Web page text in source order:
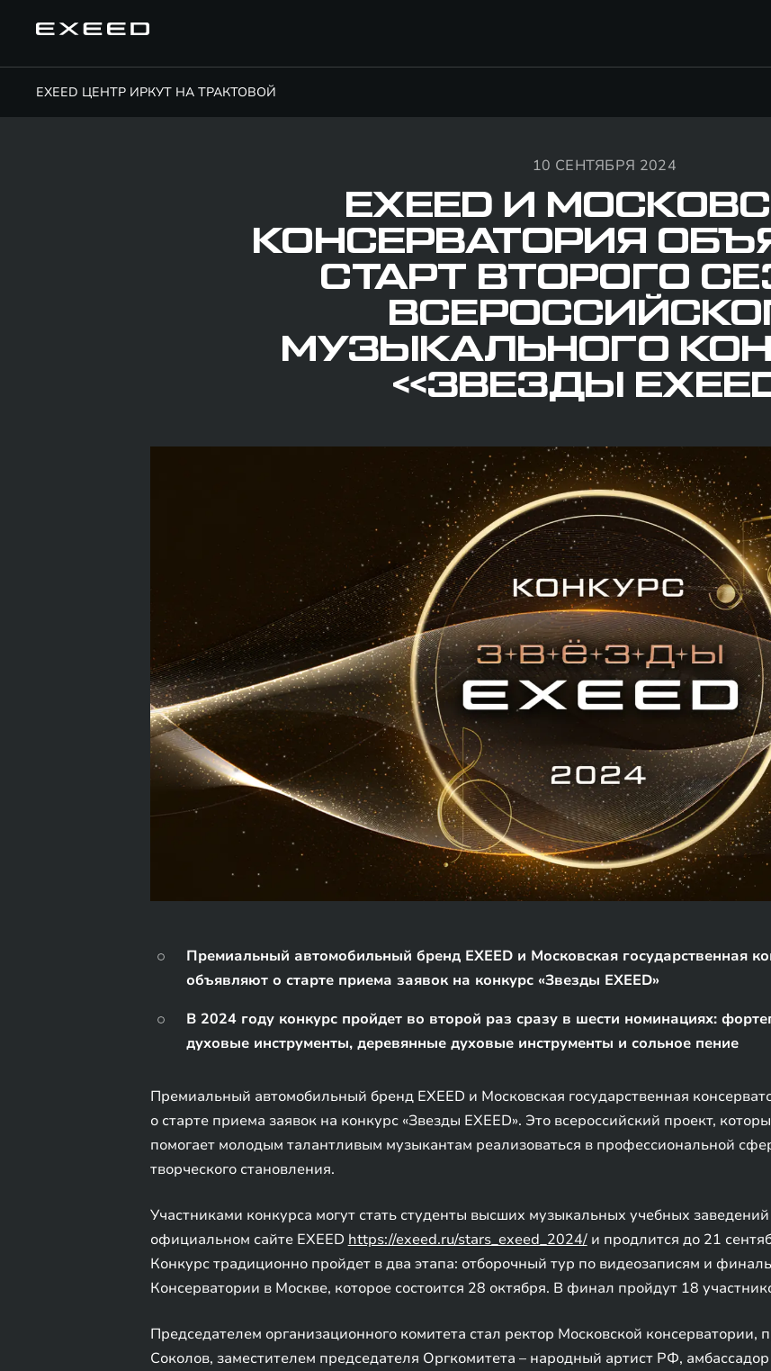
EXEED ЦЕНТР ИРКУТ НА ТРАКТОВОЙ
10 СЕНТЯБРЯ 2024
EXEED И
КОНСЕРВАТОРИЯ
СТАРТ ВТОРОГО
МУЗЫКАЛЬНОГО
«ЗВЕЗДЫ
Премиальный автомобильный бренд EXEED и Московская государственная
объявляют о старте приема заявок на конкурс «Звезды EXEED»
В 2024 году конкурс пройдет во второй раз сразу в шести номинациях:
духовые инструменты, деревянные духовые инструменты и сольное пение
Премиальный автомобильный бренд EXEED и Московская государственная
о старте приема заявок на конкурс «Звезды EXEED». Это всероссийский проект,
помогает молодым талантливым музыкантам реализоваться в профессиональной
творческого становления.
Участниками конкурса могут стать студенты высших музыкальных учебных
официальном сайте EXEED https://exeed.ru/stars_exeed_2024/и продлится до 21
Конкурс традиционно пройдет в два этапа: отборочный тур по видеозаписям и
Консерватории в Москве, которое состоится 28 октября. В финал пройдут 18
Председателем организационного комитета стал ректор Московской консерватории,
Соколов, заместителем председателя Оргкомитета – народный артист РФ,